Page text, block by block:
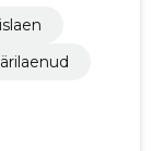
ärilaenud